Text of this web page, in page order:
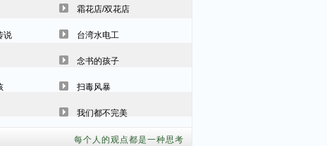
霜花店/双花店
说 台湾水电工
念书的孩子
扫毒风暴
我们都不完美
每个人的观点都是一种思考